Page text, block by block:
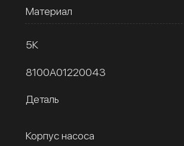
Материал
5К
8100A01220043
Деталь
Корпус насоса